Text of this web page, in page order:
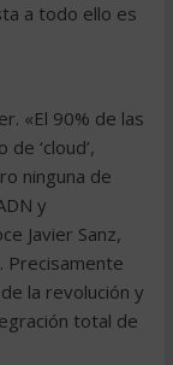
a todo ello es
«El 90% de las
‘cloud’,
ninguna de
y
Javier Sanz,
Precisamente
la revolución y
total de